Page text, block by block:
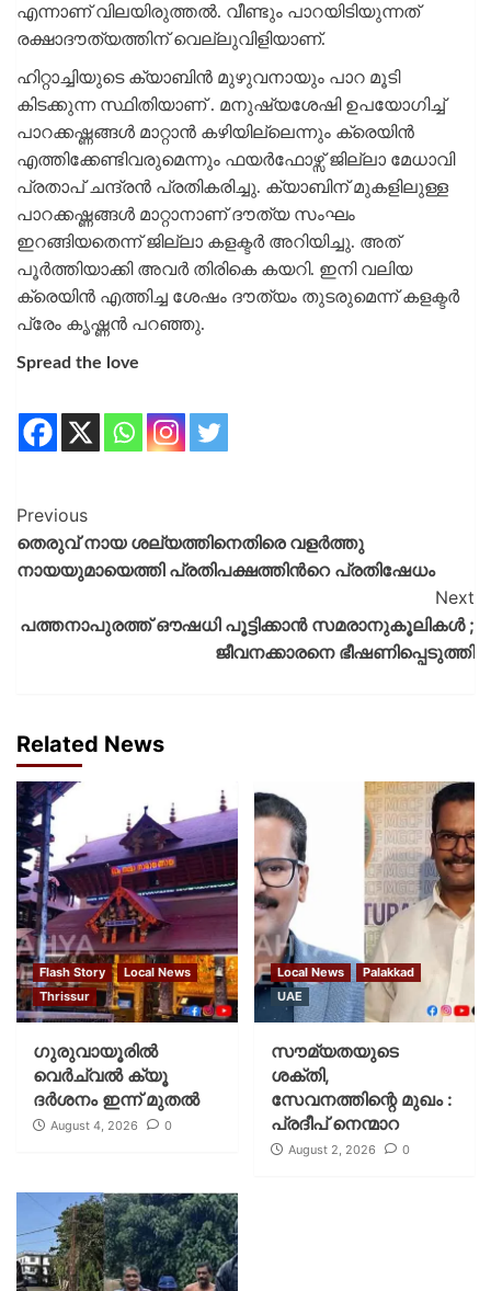
എന്നാണ് വിലയിരുത്തൽ. വീണ്ടും പാറയിടിയുന്നത്
രക്ഷാദൗത്യത്തിന് വെല്ലുവിളിയാണ്.
ഹിറ്റാച്ചിയുടെ ക്യാബിൻ മുഴുവനായും പാറ മൂടി
കിടക്കുന്ന സ്ഥിതിയാണ് . മനുഷ്യശേഷി ഉപയോഗിച്ച്
പാറക്കഷ്ണങ്ങൾ മാറ്റാൻ കഴിയില്ലെന്നും ക്രെയിൻ
എത്തിക്കേണ്ടിവരുമെന്നും ഫയർഫോഴ്സ് ജില്ലാ മേധാവി
പ്രതാപ് ചന്ദ്രൻ പ്രതികരിച്ചു. ക്യാബിന് മുകളിലുള്ള
പാറക്കഷ്ണങ്ങൾ മാറ്റാനാണ് ദൗത്യ സംഘം
ഇറങ്ങിയതെന്ന് ജില്ലാ കളക്ടർ അറിയിച്ചു. അത്
പൂർത്തിയാക്കി അവർ തിരികെ കയറി. ഇനി വലിയ
ക്രെയിൻ എത്തിച്ച ശേഷം ദൗത്യം തുടരുമെന്ന് കളക്ടർ
പ്രേം കൃഷ്ണൻ പറഞ്ഞു.
Spread the love
Previous
തെരുവ് നായ ശല്യത്തിനെതിരെ വളർത്തു
നായയുമായെത്തി പ്രതിപക്ഷത്തിന്‍റെ പ്രതിഷേധം
Next
പത്തനാപുരത്ത് ഔഷധി പൂട്ടിക്കാൻ സമരാനുകൂലികൾ ;
ജീവനക്കാരനെ ഭീഷണിപ്പെടുത്തി
Related News
Flash Story
Local News
Thrissur
ഗുരുവായൂരില്‍
വെര്‍ച്വല്‍ ക്യൂ
ദര്‍ശനം ഇന്ന് മുതല്‍
August 4, 2026 0
Local News
Palakkad
UAE
സൗമ്യതയുടെ
ശക്തി,
സേവനത്തിന്റെ മുഖം :
പ്രദീപ് നെന്മാറ
August 2, 2026 0